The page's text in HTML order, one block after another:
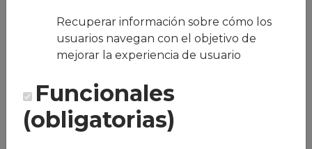
menú completo.
Plataforma personalizada con
acceso individualpara cada
empleado.
comunicación interna.
Panel de controlpara RRHH con
visibilidad de consumo y
subvenciones.
Recuperar información sobre cómo los
usuarios navegan con el objetivo de
mejorar la experiencia de usuario
Funcionales
(obligatorias)